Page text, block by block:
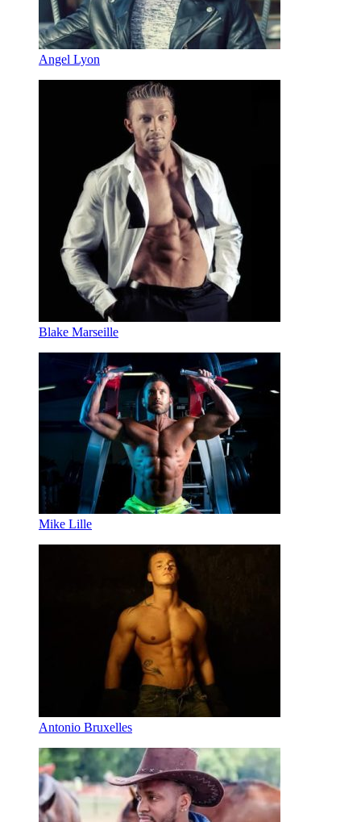
Angel Lyon
Blake Marseille
Mike Lille
Antonio Bruxelles